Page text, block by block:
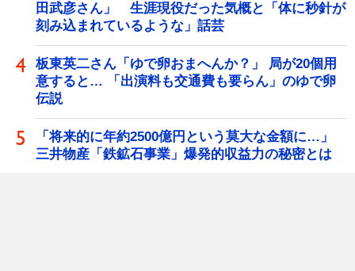
田武彦さん」 生涯現役だった気概と「体に秒針が
刻み込まれているような」話芸
板東英二さん「ゆで卵おまへんか？」 局が20個用
意すると… 「出演料も交通費も要らん」のゆで卵
伝説
「将来的に年約2500億円という莫大な金額に…」
三井物産「鉄鉱石事業」爆発的収益力の秘密とは